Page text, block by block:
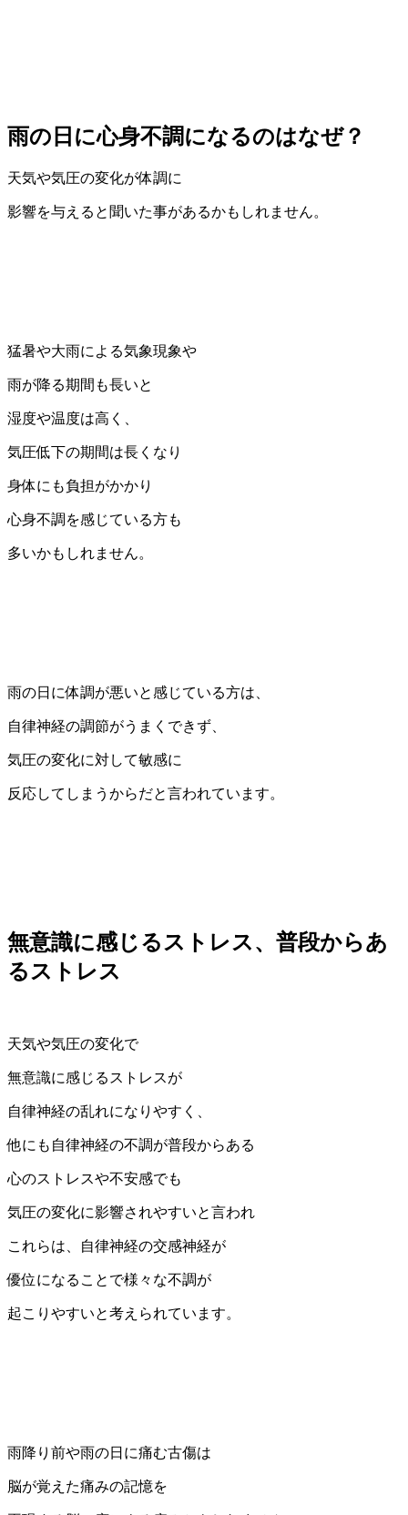
雨の日に心身不調になるのはなぜ？
天気や気圧の変化が体調に
影響を与えると聞いた事があるかもしれません。
猛暑や大雨による気象現象や
雨が降る期間も長いと
湿度や温度は高く、
気圧低下の期間は長くなり
身体にも負担がかかり
心身不調を感じている方も
多いかもしれません。
雨の日に体調が悪いと感じている方は、
自律神経の調節がうまくできず、
気圧の変化に対して敏感に
反応してしまうからだと言われています。
無意識に感じるストレス、普段からあ
るストレス
天気や気圧の変化で
無意識に感じるストレスが
自律神経の乱れになりやすく、
他にも自律神経の不調が普段からある
心のストレスや不安感でも
気圧の変化に影響されやすいと言われ
これらは、自律神経の交感神経が
優位になることで様々な不調が
起こりやすいと考えられています。
雨降り前や雨の日に痛む古傷は
脳が覚えた痛みの記憶を